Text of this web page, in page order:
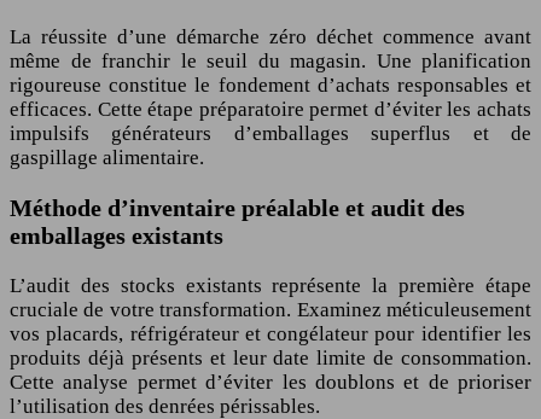
La réussite d’une démarche zéro déchet commence avant
même de franchir le seuil du magasin. Une planification
rigoureuse constitue le fondement d’achats responsables et
efficaces. Cette étape préparatoire permet d’éviter les achats
impulsifs générateurs d’emballages superflus et de
gaspillage alimentaire.
Méthode d’inventaire préalable et audit des
emballages existants
L’audit des stocks existants représente la première étape
cruciale de votre transformation. Examinez méticuleusement
vos placards, réfrigérateur et congélateur pour identifier les
produits déjà présents et leur date limite de consommation.
Cette analyse permet d’éviter les doublons et de prioriser
l’utilisation des denrées périssables.